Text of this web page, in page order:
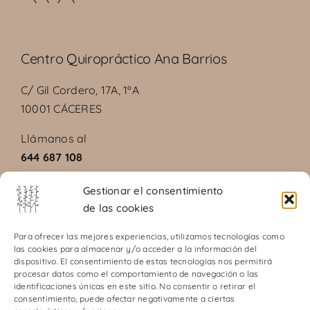
Gestionar el consentimiento
de las cookies
Para ofrecer las mejores experiencias, utilizamos tecnologías como
las cookies para almacenar y/o acceder a la información del
dispositivo. El consentimiento de estas tecnologías nos permitirá
procesar datos como el comportamiento de navegación o las
identificaciones únicas en este sitio. No consentir o retirar el
consentimiento, puede afectar negativamente a ciertas
Centro Quiropráctico Ana Barrios
C/ Gil Cordero, 17A, 1ºA
10001 CÁCERES
Llámanos al
644 687 108
Aviso legal
Política de privacidad
Política de cookies
Términos y condiciones del servicio